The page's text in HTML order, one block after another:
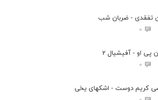
تفقدی - ضربان شب
0
پی او - آفیشیال 2
0
کریم دوست - اشکهای یخی